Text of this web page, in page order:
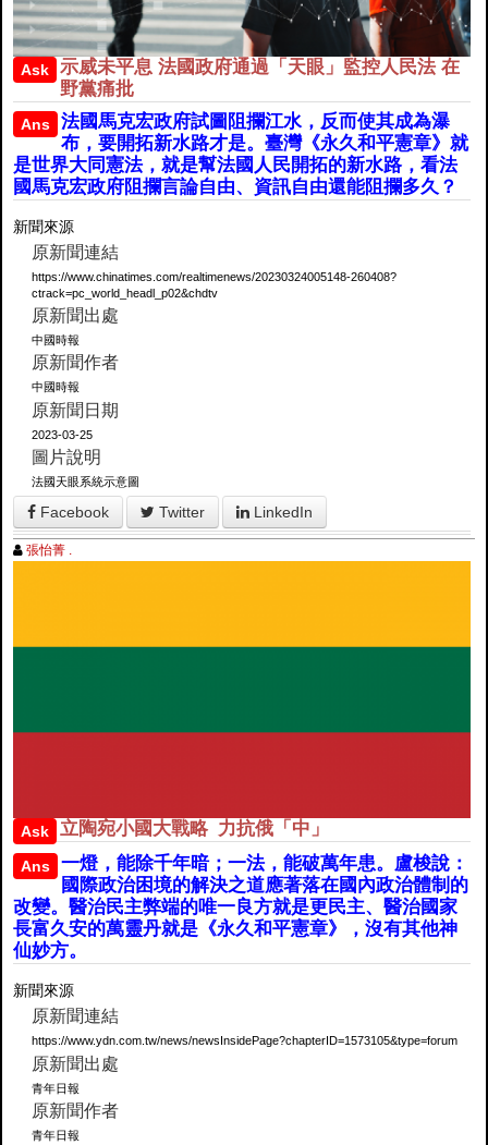
Ask
示威未平息 法國政府通過「天眼」監控人民法 在
野黨痛批
Ans
法國馬克宏政府試圖阻攔江水，反而使其成為瀑
布，要開拓新水路才是。臺灣《永久和平憲章》就
是世界大同憲法，就是幫法國人民開拓的新水路，看法
國馬克宏政府阻攔言論自由、資訊自由還能阻攔多久？
新聞來源
原新聞連結
https://www.chinatimes.com/realtimenews/20230324005148-260408?
ctrack=pc_world_headl_p02&chdtv
原新聞出處
中國時報
原新聞作者
中國時報
原新聞日期
2023-03-25
圖片說明
法國天眼系統示意圖
Facebook Twitter LinkedIn
張怡菁 .
Ask 立陶宛小國大戰略 力抗俄「中」
Ans
一燈，能除千年暗；一法，能破萬年患。盧梭說：
國際政治困境的解決之道應著落在國內政治體制的
改變。醫治民主弊端的唯一良方就是更民主、醫治國家
長富久安的萬靈丹就是《永久和平憲章》，沒有其他神
仙妙方。
新聞來源
原新聞連結
https://www.ydn.com.tw/news/newsInsidePage?chapterID=1573105&type=forum
原新聞出處
青年日報
原新聞作者
青年日報